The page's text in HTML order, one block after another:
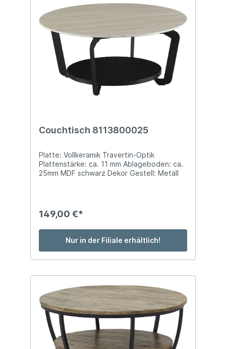
Couchtisch 8113800025
Platte: Vollkeramik Travertin-Optik
Plattenstärke: ca. 11 mm Ablageboden: ca.
25mm MDF schwarz Dekor Gestell: Metall
149,00 €*
Nur in der Filiale erhältlich!